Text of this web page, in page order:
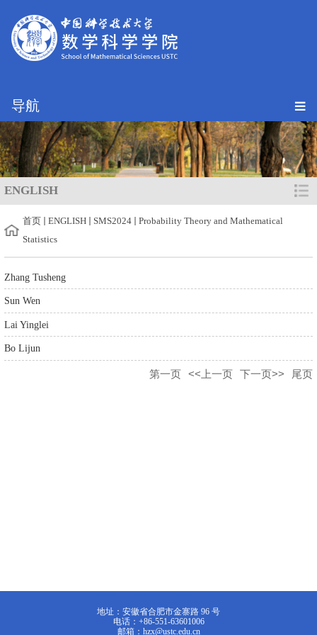
导航
ENGLISH
首页 ENGLISH SMS2024
Probability Theory and Mathematical
Statistics
Zhang Tusheng
Sun Wen
Lai Yinglei
Bo Lijun
第一页 <<上一页 下一页>> 尾页
地址：安徽省合肥市金寨路 96 号
电话：+86-551-63601006
邮箱：hzx@ustc.edu.cn